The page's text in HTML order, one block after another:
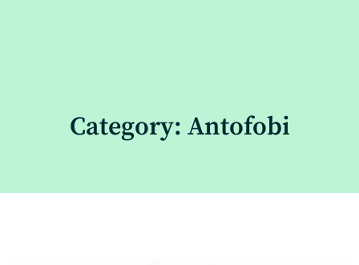
Category: Antofobi